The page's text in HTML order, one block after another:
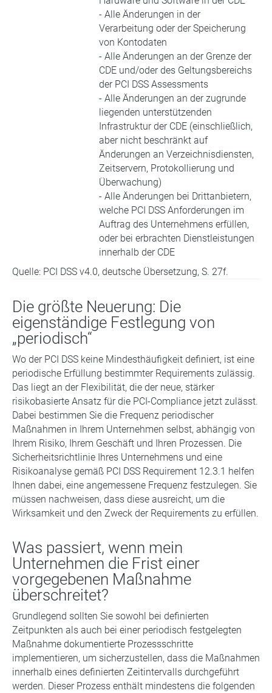
- Alle Änderungen in der
Verarbeitung oder der Speicherung
von Kontodaten
- Alle Änderungen an der Grenze der
CDE und/oder des Geltungsbereichs
der PCI DSS Assessments
- Alle Änderungen an der zugrunde
liegenden unterstützenden
Infrastruktur der CDE (einschließlich,
aber nicht beschränkt auf
Änderungen an Verzeichnisdiensten,
Zeitservern, Protokollierung und
Überwachung)
- Alle Änderungen bei Drittanbietern,
welche PCI DSS Anforderungen im
Auftrag des Unternehmens erfüllen,
oder bei erbrachten Dienstleistungen
innerhalb der CDE
Quelle: PCI DSS v4.0, deutsche Übersetzung, S. 27f.
Die größte Neuerung: Die
eigenständige Festlegung von
„periodisch“
Wo der PCI DSS keine Mindesthäufigkeit definiert, ist eine
periodische Erfüllung bestimmter Requirements zulässig.
Das liegt an der Flexibilität, die der neue, stärker
risikobasierte Ansatz für die PCI-Compliance jetzt zulässt.
Dabei bestimmen Sie die Frequenz periodischer
Maßnahmen in Ihrem Unternehmen selbst, abhängig von
Ihrem Risiko, Ihrem Geschäft und Ihren Prozessen. Die
Sicherheitsrichtlinie Ihres Unternehmens und eine
Risikoanalyse gemäß PCI DSS Requirement 12.3.1 helfen
Ihnen dabei, eine angemessene Frequenz festzulegen. Sie
müssen nachweisen, dass diese ausreicht, um die
Wirksamkeit und den Zweck der Requirements zu erfüllen.
Was passiert, wenn mein
Unternehmen die Frist einer
vorgegebenen Maßnahme
überschreitet?
Grundlegend sollten Sie sowohl bei definierten
Zeitpunkten als auch bei einer periodisch festgelegten
Maßnahme dokumentierte Prozessschritte
implementieren, um sicherzustellen, dass die Maßnahmen
innerhalb eines definierten Zeitintervalls durchgeführt
werden. Dieser Prozess enthält mindestens die folgenden